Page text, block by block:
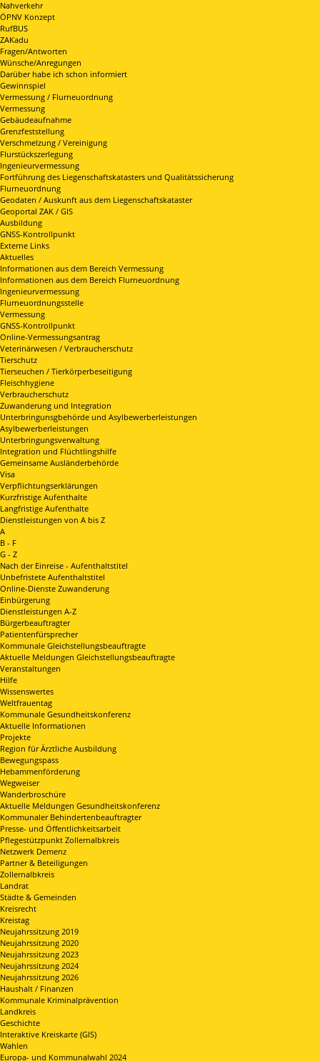
Nahverkehr
ÖPNV Konzept
RufBUS
ZAKadu
Fragen/Antworten
Wünsche/Anregungen
Darüber habe ich schon informiert
Gewinnspiel
Vermessung / Flurneuordnung
Vermessung
Gebäudeaufnahme
Grenzfeststellung
Verschmelzung / Vereinigung
Flurstückszerlegung
Ingenieurvermessung
Fortführung des Liegenschaftskatasters und Qualitätssicherung
Flurneuordnung
Geodaten / Auskunft aus dem Liegenschaftskataster
Geoportal ZAK / GIS
Ausbildung
GNSS-Kontrollpunkt
Externe Links
Aktuelles
Informationen aus dem Bereich Vermessung
Informationen aus dem Bereich Flurneuordnung
Ingenieurvermessung
Flurneuordnungsstelle
Vermessung
GNSS-Kontrollpunkt
Online-Vermessungsantrag
Veterinärwesen / Verbraucherschutz
Tierschutz
Tierseuchen / Tierkörperbeseitigung
Fleischhygiene
Verbraucherschutz
Zuwanderung und Integration
Unterbringunsgbehörde und Asylbewerberleistungen
Asylbewerberleistungen
Unterbringungsverwaltung
Integration und Flüchtlingshilfe
Gemeinsame Ausländerbehörde
Visa
Verpflichtungserklärungen
Kurzfristige Aufenthalte
Langfristige Aufenthalte
Dienstleistungen von A bis Z
A
B - F
G - Z
Nach der Einreise - Aufenthaltstitel
Unbefristete Aufenthaltstitel
Online-Dienste Zuwanderung
Einbürgerung
Dienstleistungen A-Z
Bürgerbeauftragter
Patientenfürsprecher
Kommunale Gleichstellungsbeauftragte
Aktuelle Meldungen Gleichstellungsbeauftragte
Veranstaltungen
Hilfe
Wissenswertes
Weltfrauentag
Kommunale Gesundheitskonferenz
Aktuelle Informationen
Projekte
Region für Ärztliche Ausbildung
Bewegungspass
Hebammenförderung
Wegweiser
Wanderbroschüre
Aktuelle Meldungen Gesundheitskonferenz
Kommunaler Behindertenbeauftragter
Presse- und Öffentlichkeitsarbeit
Pflegestützpunkt Zollernalbkreis
Netzwerk Demenz
Partner & Beteiligungen
Zollernalbkreis
Landrat
Städte & Gemeinden
Kreisrecht
Kreistag
Neujahrssitzung 2019
Neujahrssitzung 2020
Neujahrssitzung 2023
Neujahrssitzung 2024
Neujahrssitzung 2026
Haushalt / Finanzen
Kommunale Kriminalprävention
Landkreis
Geschichte
Interaktive Kreiskarte (GIS)
Wahlen
Europa- und Kommunalwahl 2024